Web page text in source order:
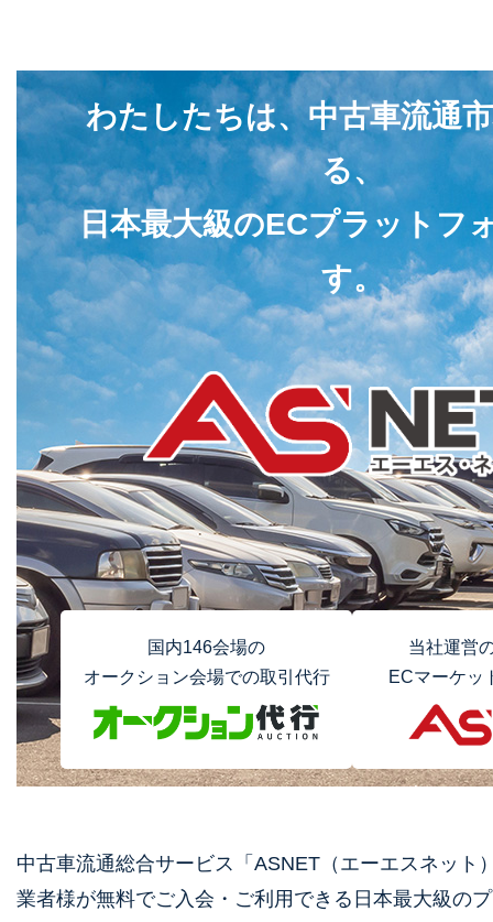
わたしたちは、中古車流通
る、
日本最大級のECプラットフ
す。
国内146会場の
オークション会場での取引代行
当社運営
ECマーケッ
中古車流通総合サービス「ASNET（エーエスネット
業者様が無料でご入会・ご利用できる日本最大級の